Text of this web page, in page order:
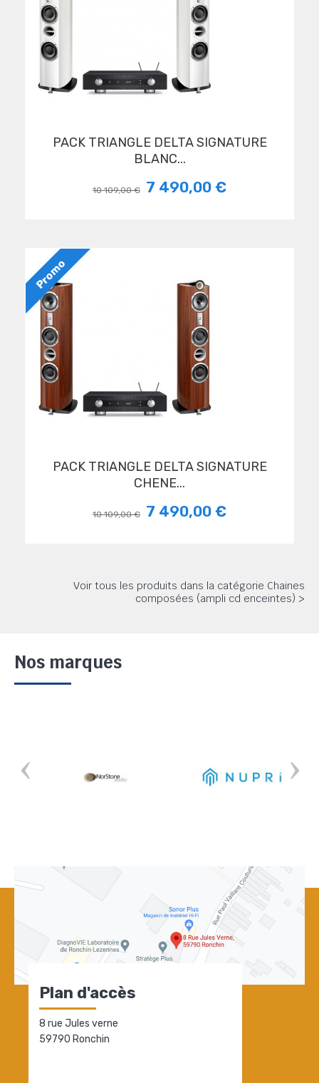
PACK TRIANGLE DELTA SIGNATURE
BLANC...
10 109,00 € 7 490,00 €
Promo
PACK TRIANGLE DELTA SIGNATURE
CHENE...
10 109,00 € 7 490,00 €
Voir tous les produits dans la catégorie Chaines
composées (ampli cd enceintes) >
Nos marques
Plan d'accès
8 rue Jules verne
59790 Ronchin